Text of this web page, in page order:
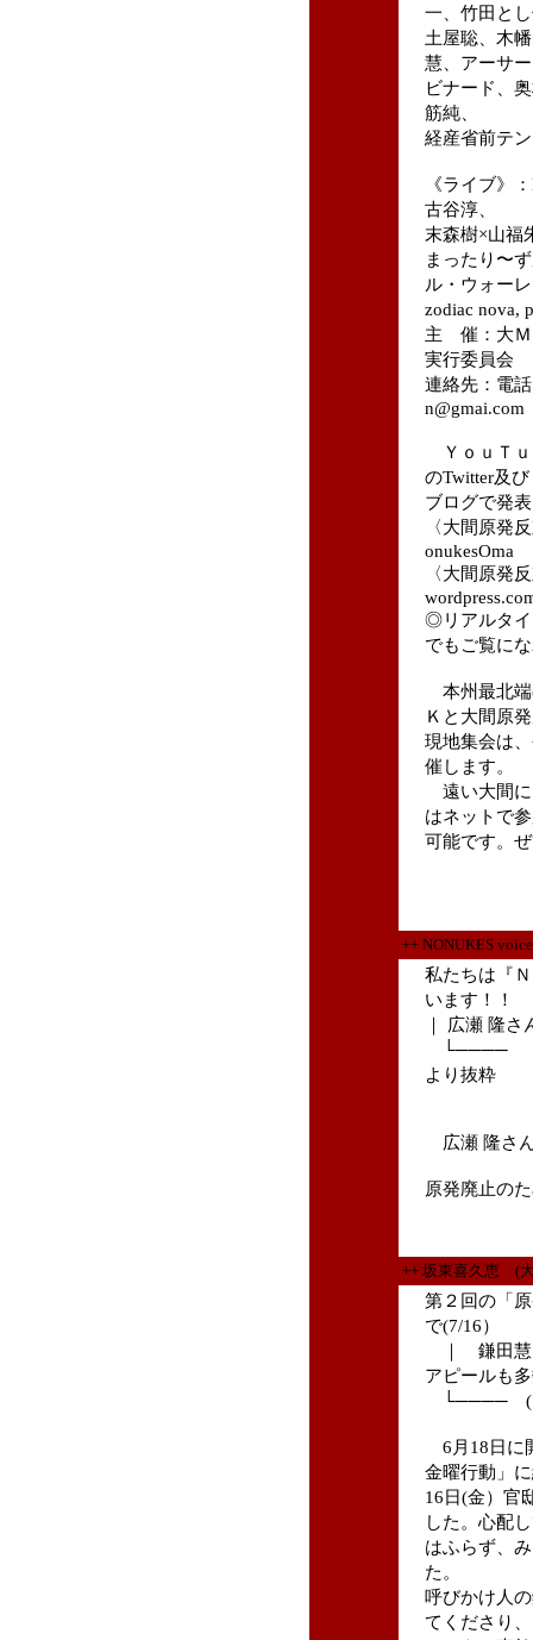
一、竹田と
土屋聡、木
慧、アーサ
ビナード、
筋純、
経産省前テ
《ライブ》
古谷淳、
末森樹×山福
まったり〜
ル・ウォー
zodiac nova,
主 催：大Ｍ
実行委員会
連絡先：電
n@gmai.com
ＹｏｕＴｕ
のTwitter及び
ブログで発
〈大間原発
onukesOma
〈大間原発
◎リアルタイ
でもご覧に
本州最北端
Ｋと大間原
現地集会は
催します。
遠い大間に
はネットで
可能です。
++ NONUKES
私たちは『
います！！
｜ 広瀬 隆さ
└──── 『
より抜粋
広瀬 隆さ
原発廃止の
++ 坂東喜久恵 (
第２回の「
で(7/16）
｜ 鎌田慧
アピールも
└──── (た
6月18日に
金曜行動」
16日(金）官
した。心配
はふらず、
た。
呼びかけ人
てくださり